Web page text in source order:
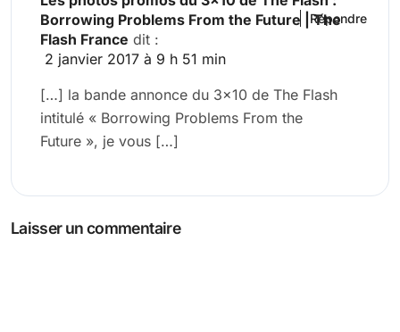
Borrowing Problems From the Future | The
Flash France dit :
2 janvier 2017 à 9 h 51 min
[…] la bande annonce du 3×10 de The Flash
intitulé « Borrowing Problems From the
Future », je vous […]
Répondre
Laisser un commentaire